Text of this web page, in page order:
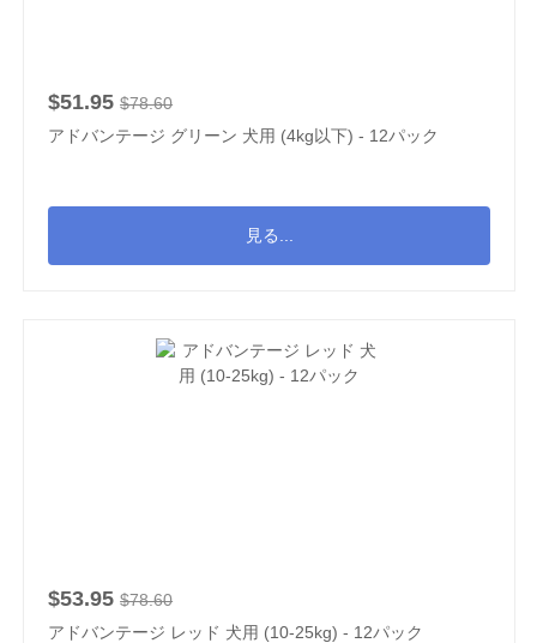
$51.95 $78.60
アドバンテージ グリーン 犬用 (4kg以下) - 12パック
見る...
$53.95 $78.60
アドバンテージ レッド 犬用 (10-25kg) - 12パック